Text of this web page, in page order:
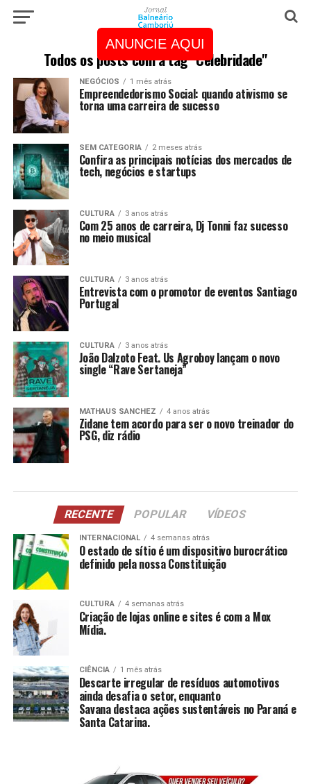
ANUNCIE AQUI
Todos os posts com a tag "Celebridade"
NEGÓCIOS 1 mês atrás
Empreendedorismo Social: quando ativismo se
torna uma carreira de sucesso
SEM CATEGORIA 2 meses atrás
Confira as principais notícias dos mercados de
tech, negócios e startups
CULTURA 3 anos atrás
Com 25 anos de carreira, Dj Tonni faz sucesso
no meio musical
CULTURA 3 anos atrás
Entrevista com o promotor de eventos Santiago
Portugal
CULTURA 3 anos atrás
João Dalzoto Feat. Us Agroboy lançam o novo
single “Rave Sertaneja”
MATHAUS SANCHEZ 4 anos atrás
Zidane tem acordo para ser o novo treinador do
PSG, diz rádio
RECENTE POPULAR VÍDEOS
INTERNACIONAL 4 semanas atrás
O estado de sítio é um dispositivo burocrático
definido pela nossa Constituição
CULTURA 4 semanas atrás
Criação de lojas online e sites é com a Mox
Mídia.
CIÊNCIA 1 mês atrás
Descarte irregular de resíduos automotivos
ainda desafia o setor, enquanto
Savana destaca ações sustentáveis no Paraná e
Santa Catarina.